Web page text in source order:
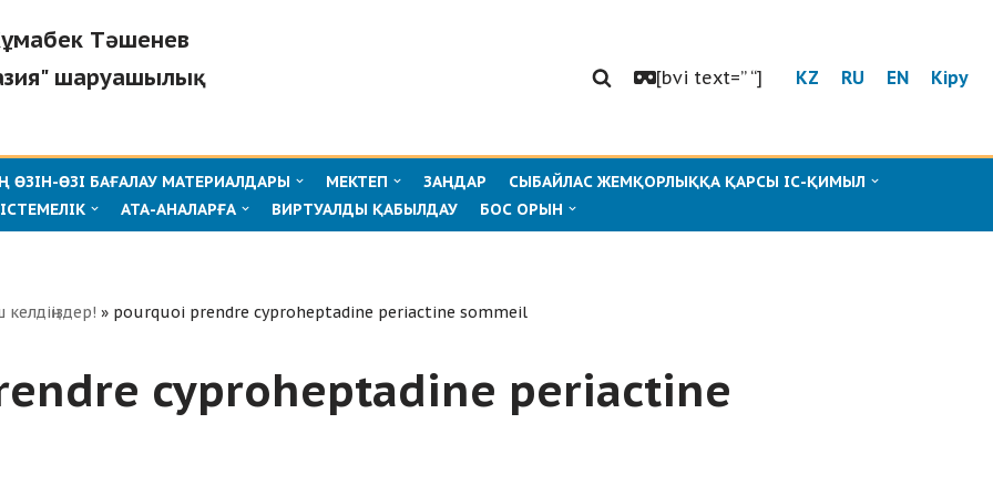
Тәшенев
шаруашылық
[bvi text=” “] KZ RU EN Кіру
ӨЗІ БАҒАЛАУ МАТЕРИАЛДАРЫ МЕКТЕП ЗАҢДАР
СЫБАЙЛАС ЖЕМҚОРЛЫҚҚА ҚАРСЫ ІС-ҚИМЫЛ
АТА-АНАЛАРҒА ВИРТУАЛДЫ ҚАБЫЛДАУ БОС ОРЫН
келдіңіздер! » pourquoi prendre cyproheptadine periactine sommeil
cyproheptadine periactine